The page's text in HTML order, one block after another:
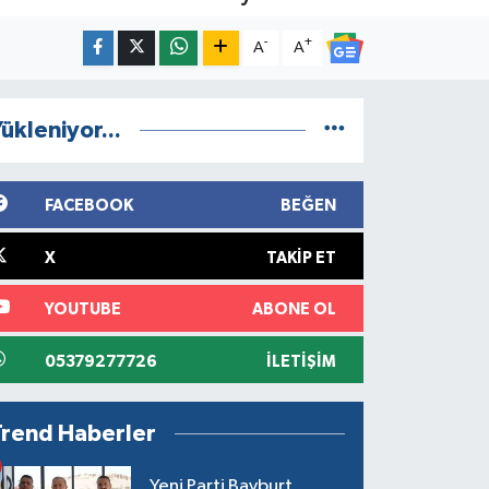
A- A+
FACEBOOK BEĞEN
X TAKIP ET
YOUTUBE ABONE OL
05379277726 İLETIŞIM
Haberler